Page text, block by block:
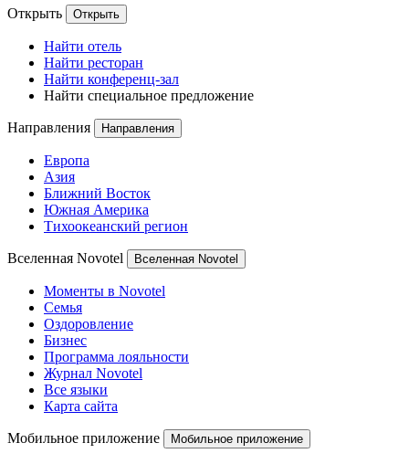
Открыть Открыть
Найти отель
Найти ресторан
Найти конференц-зал
Найти специальное предложение
Направления Направления
Европа
Азия
Ближний Восток
Южная Америка
Тихоокеанский регион
Вселенная Novotel Вселенная Novotel
Моменты в Novotel
Семья
Оздоровление
Бизнес
Программа лояльности
Журнал Novotel
Все языки
Карта сайта
Мобильное приложение Мобильное приложение